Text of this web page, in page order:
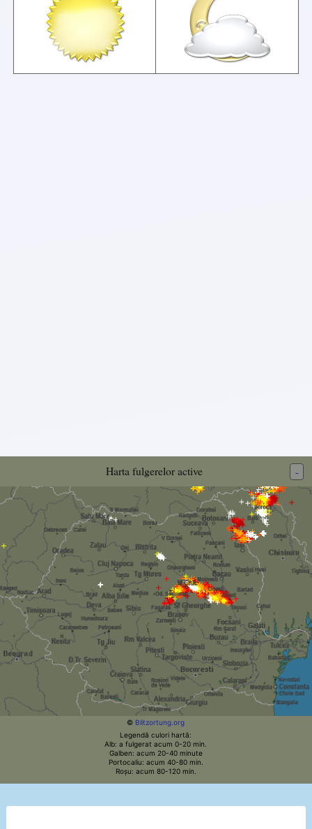
Harta fulgerelor active -
© Blitzortung.org
Legendă culori hartă:
Alb: a fulgerat acum 0-20 min.
Galben: acum 20-40 minute
Portocaliu: acum 40-80 min.
Roșu: acum 80-120 min.